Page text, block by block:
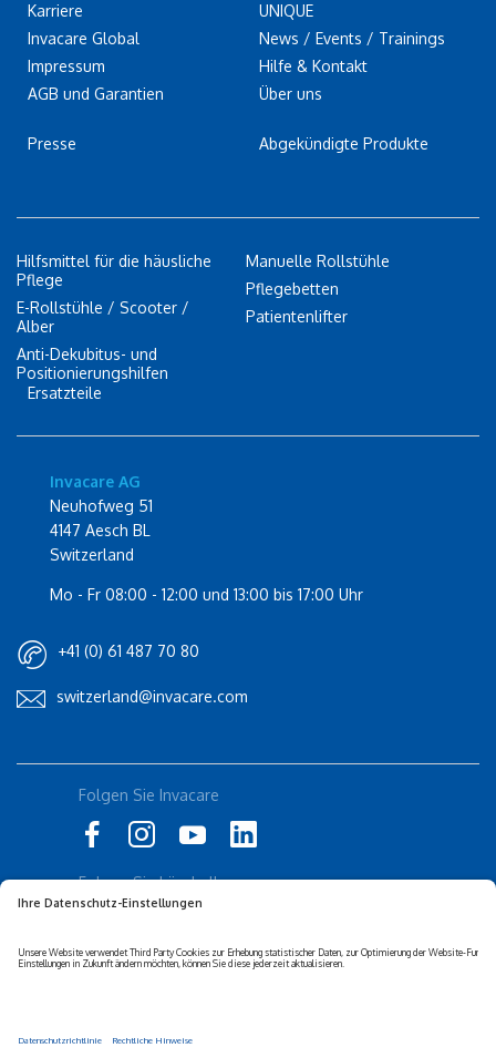
Karriere
Invacare Global
Impressum
AGB und Garantien
Presse
UNIQUE
News / Events / Trainings
Hilfe & Kontakt
Über uns
Abgekündigte Produkte
Hilfsmittel für die häusliche
Pflege
E-Rollstühle / Scooter /
Alber
Anti-Dekubitus- und
Positionierungshilfen
Manuelle Rollstühle
Pflegebetten
Patientenlifter
Ersatzteile
Invacare AG
Neuhofweg 51
4147 Aesch BL
Switzerland
Mo - Fr 08:00 - 12:00 und 13:00 bis 17:00 Uhr
+41 (0) 61 487 70 80
switzerland@invacare.com
Barrierefreiheits-erklärung
Folgen Sie Invacare
Folgen Sie küschall
Rolli-Community
küschall